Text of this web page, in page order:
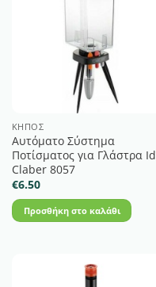
ΚΉΠΟΣ
Αυτόματο Σύστημα
Ποτίσματος για Γλάστρα
Claber 8057
€6.50
Προσθήκη στο καλάθι